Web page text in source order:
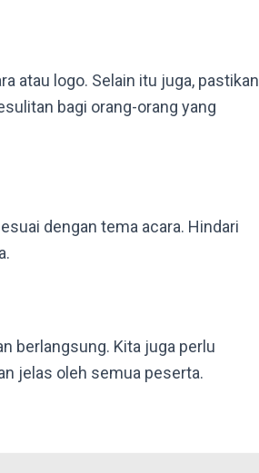
atau logo. Selain itu juga, pastikan
bagi orang-orang yang
dengan tema acara. Hindari
berlangsung. Kita juga perlu
jelas oleh semua peserta.